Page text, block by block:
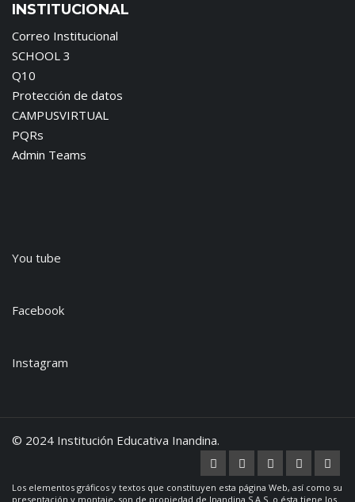
INSTITUCIONAL
Correo Institucional
SCHOOL 3
Q10
Protección de datos
CAMPUSVIRTUAL
PQRs
Admin Teams
You tube
Facebook
Instagram
© 2024 Institución Educativa Inandina.
Los elementos gráficos y textos que constituyen esta página Web, así como su
presentación y montaje, son de propiedad de Inandina S.A.S. o ésta tiene los